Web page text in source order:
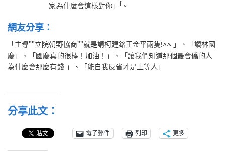
家為什麼會這樣對你」
[ 。
網友分享：
「主導””立院朝野協商””就是講柯建銘王金平兩隻!^^ 」、「讚林國
慶」、「國慶真的很棒！加油！」、「讓我們知道那個最會僑的人
為什麼會那麼有錢 」、「能自我反省才是上等人」
分享此文：
電子郵件 列印 更多